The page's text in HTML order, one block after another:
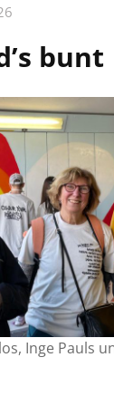
bunt
Inge Pauls